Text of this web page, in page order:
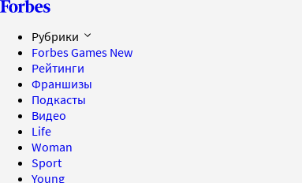
Рубрики
Forbes Games New
Рейтинги
Франшизы
Подкасты
Видео
Life
Woman
Sport
Young